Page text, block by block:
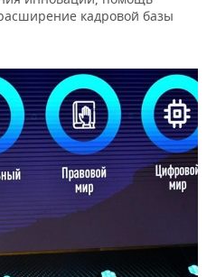
кадровой базы